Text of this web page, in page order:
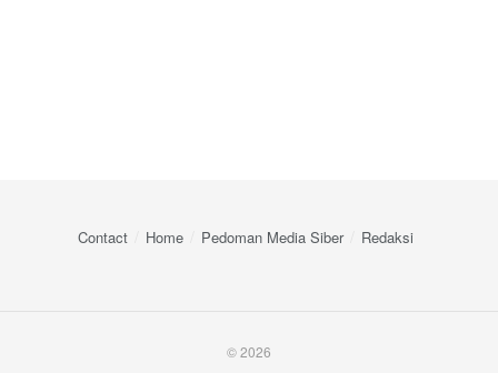
Contact Home Pedoman Media Siber Redaksi
© 2026